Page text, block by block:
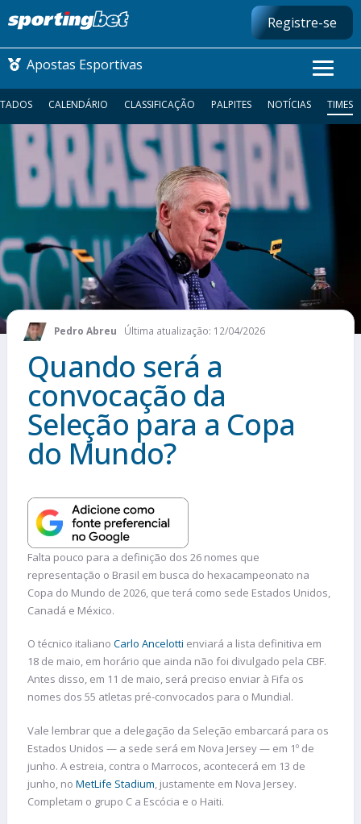
Registre-se
Apostas Esportivas
CONMEBOL LIBERTADORES
FUTEBOL NACIONAL
FUTEBOL INTERNACIONAL
COMO APOSTAR
MAIS ESPORTES
CALENDÁRIO CLASSIFICAÇÃO PALPITES NOTÍCIAS TIMES
Pedro Abreu Última atualização: 12/04/2026
Quando será a
convocação da
Seleção para a Copa
do Mundo?
Falta pouco para a definição dos 26 nomes que
representação o Brasil em busca do hexacampeonato na
Copa do Mundo de 2026, que terá como sede Estados Unidos,
Canadá e México.
O técnico italiano Carlo Ancelotti enviará a lista definitiva em
18 de maio, em horário que ainda não foi divulgado pela CBF.
Antes disso, em 11 de maio, será preciso enviar à Fifa os
nomes dos 55 atletas pré-convocados para o Mundial.
Vale lembrar que a delegação da Seleção embarcará para os
Estados Unidos — a sede será em Nova Jersey — em 1º de
junho. A estreia, contra o Marrocos, acontecerá em 13 de
junho, no MetLife Stadium, justamente em Nova Jersey.
Completam o grupo C a Escócia e o Haiti.